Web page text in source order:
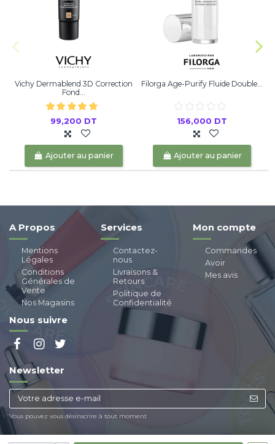
Vichy Dermablend 3D Correction
Fond...
99,200 DT
Ajouter au panier
Filorga Age-Purify Fluide Double...
156,000 DT
Ajouter au panier
A Propos
Mentions
Légales
Conditions
Générales de
Vente
Nos Magasins
Services
Contactez-
nous
Livraisons &
Retours
Politique de
Confidentialité
Mon compte
Commandes
Avoir
Mes avis
Nous suivre
Newsletter
Vous pouvez vous désinscrire à tout moment